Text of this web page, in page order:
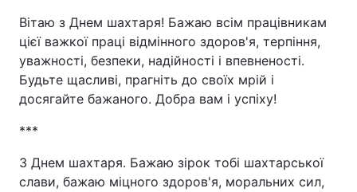
Вітаю з Днем шахтаря! Бажаю всім працівникам
цієї важкої праці відмінного здоров'я, терпіння,
уважності, безпеки, надійності і впевненості.
Будьте щасливі, прагніть до своїх мрій і
досягайте бажаного. Добра вам і успіху!
***
З Днем шахтаря. Бажаю зірок тобі шахтарської
слави, бажаю міцного здоров'я, моральних сил,